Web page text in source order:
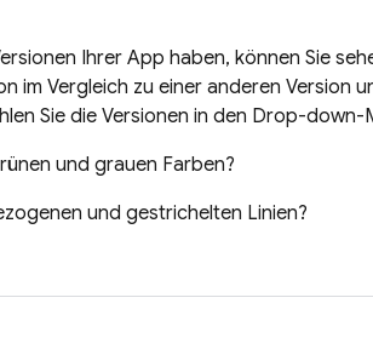
Ihrer App haben, können Sie
im Vergleich zu einer anderen Version
Sie die Versionen in den Drop-
und grauen Farben?
und gestrichelten Linien?